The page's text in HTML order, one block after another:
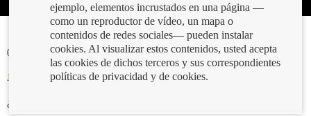
09/08/2019
Jeroglífico de la semana pasada-Solución: Por descubierto
¿Lo adivinaste?
ejemplo, elementos incrustados en una página —
como un reproductor de vídeo, un mapa o
contenidos de redes sociales— pueden instalar
cookies. Al visualizar estos contenidos, usted acepta
las cookies de dichos terceros y sus correspondientes
políticas de privacidad y de cookies.